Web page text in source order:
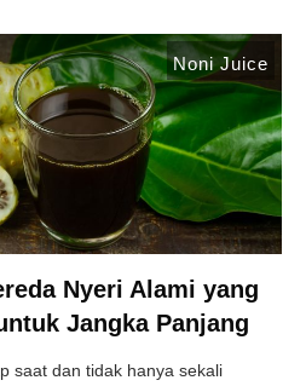
Noni Juice
Nyeri Alami yang
Jangka Panjang
saat dan tidak hanya sekali